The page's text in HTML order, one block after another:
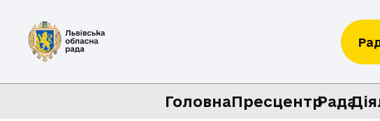
ГоловнаПресцентрРада